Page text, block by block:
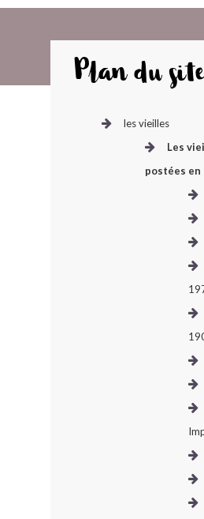
LES
BONJOURLAVIEILLE
MODÈLES
COMMENT
Plan du site
les vieilles
Les
postées en